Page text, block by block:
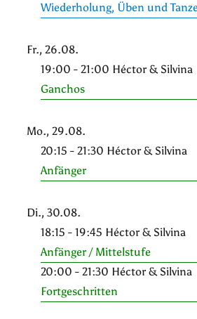
Wiederholung, Üben und
Fr., 26.08.
19:00 - 21:00 Héctor & Silvina
Ganchos
Mo., 29.08.
20:15 - 21:30 Héctor & Silvina
Anfänger
Di., 30.08.
18:15 - 19:45 Héctor & Silvina
Anfänger / Mittelstufe
20:00 - 21:30 Héctor & Silvina
Fortgeschritten